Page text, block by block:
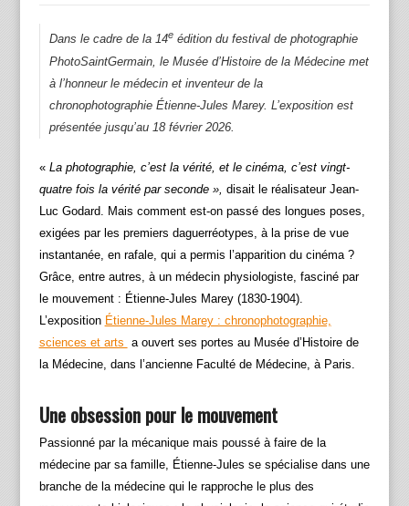
Dans le cadre de la 14eédition du festival de photographie
PhotoSaintGermain, le Musée d’Histoire de la Médecine met
à l’honneur le médecin et inventeur de la
chronophotographie Étienne‐Jules Marey. L’exposition est
présentée jusqu’au 18 février 2026.
« La photographie, c’est la vérité, et le cinéma, c’est vingt-
quatre fois la vérité par seconde », disait le réalisateur Jean-
Luc Godard. Mais comment est-on passé des longues poses,
exigées par les premiers daguerréotypes, à la prise de vue
instantanée, en rafale, qui a permis l’apparition du cinéma ?
Grâce, entre autres, à un médecin physiologiste, fasciné par
le mouvement : Étienne-Jules Marey (1830‐1904).
L’exposition Étienne-Jules Marey : chronophotographie,
sciences et arts a ouvert ses portes au Musée d’Histoire de
la Médecine, dans l’ancienne Faculté de Médecine, à Paris.
Une obsession pour le mouvement
Passionné par la mécanique mais poussé à faire de la
médecine par sa famille, Étienne-Jules se spécialise dans une
branche de la médecine qui le rapproche le plus des